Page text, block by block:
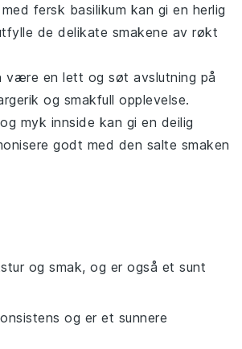
fersk basilikum kan gi en herlig
de delikate smakene av røkt
være en lett og søt avslutning på
og smakfull opplevelse.
myk innside kan gi en deilig
godt med den salte smaken
og smak, og er også et sunt
og er et sunnere